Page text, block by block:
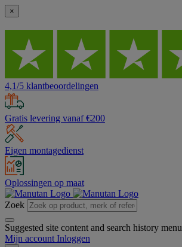
×
4,1/5 klantbeoordelingen
Gratis levering vanaf €200
Eigen montagedienst
Oplossingen op maat
Zoek
Suggested site content and search history menu
Mijn account Inloggen